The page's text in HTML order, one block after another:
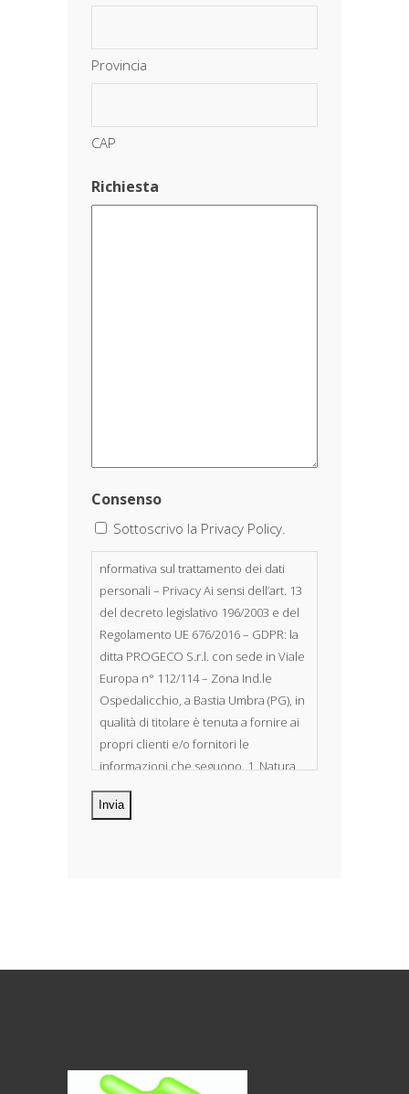
Provincia
CAP
Richiesta
Consenso
Sottoscrivo la Privacy Policy.
nformativa sul trattamento dei dati
personali – Privacy Ai sensi dell’art. 13
del decreto legislativo 196/2003 e del
Regolamento UE 676/2016 – GDPR: la
ditta PROGECO S.r.l. con sede in Viale
Europa n° 112/114 – Zona Ind.le
Ospedalicchio, a Bastia Umbra (PG), in
qualità di titolare è tenuta a fornire ai
propri clienti e/o fornitori le
informazioni che seguono. 1. Natura
dei dati personali Costituiscono
oggetto di trattamento i Suoi dati
convinzioni religiose, filosofiche o di